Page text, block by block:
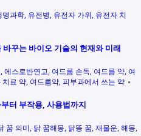
명과학 유전병 유전자 가위 유전자 치
꾸는 바이오 기술의 현재와 미래
에스로반연고 여드름 손독 여드름 약 여
치료 약 여드름약 피부과에서 쓰는 약
터 부작용, 사용법까지
꿈 의미 닭 꿈해몽 닭똥 꿈 재물운 해몽